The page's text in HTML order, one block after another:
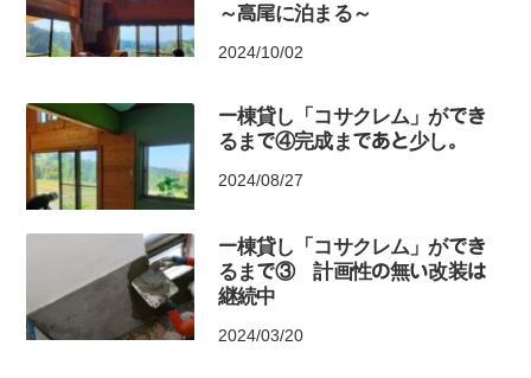
～高尾に泊まる～
2024/10/02
一棟貸し「コサクレム」ができ
るまで④完成まであと少し。
2024/08/27
一棟貸し「コサクレム」ができ
るまで③ 計画性の無い改装は
継続中
2024/03/20